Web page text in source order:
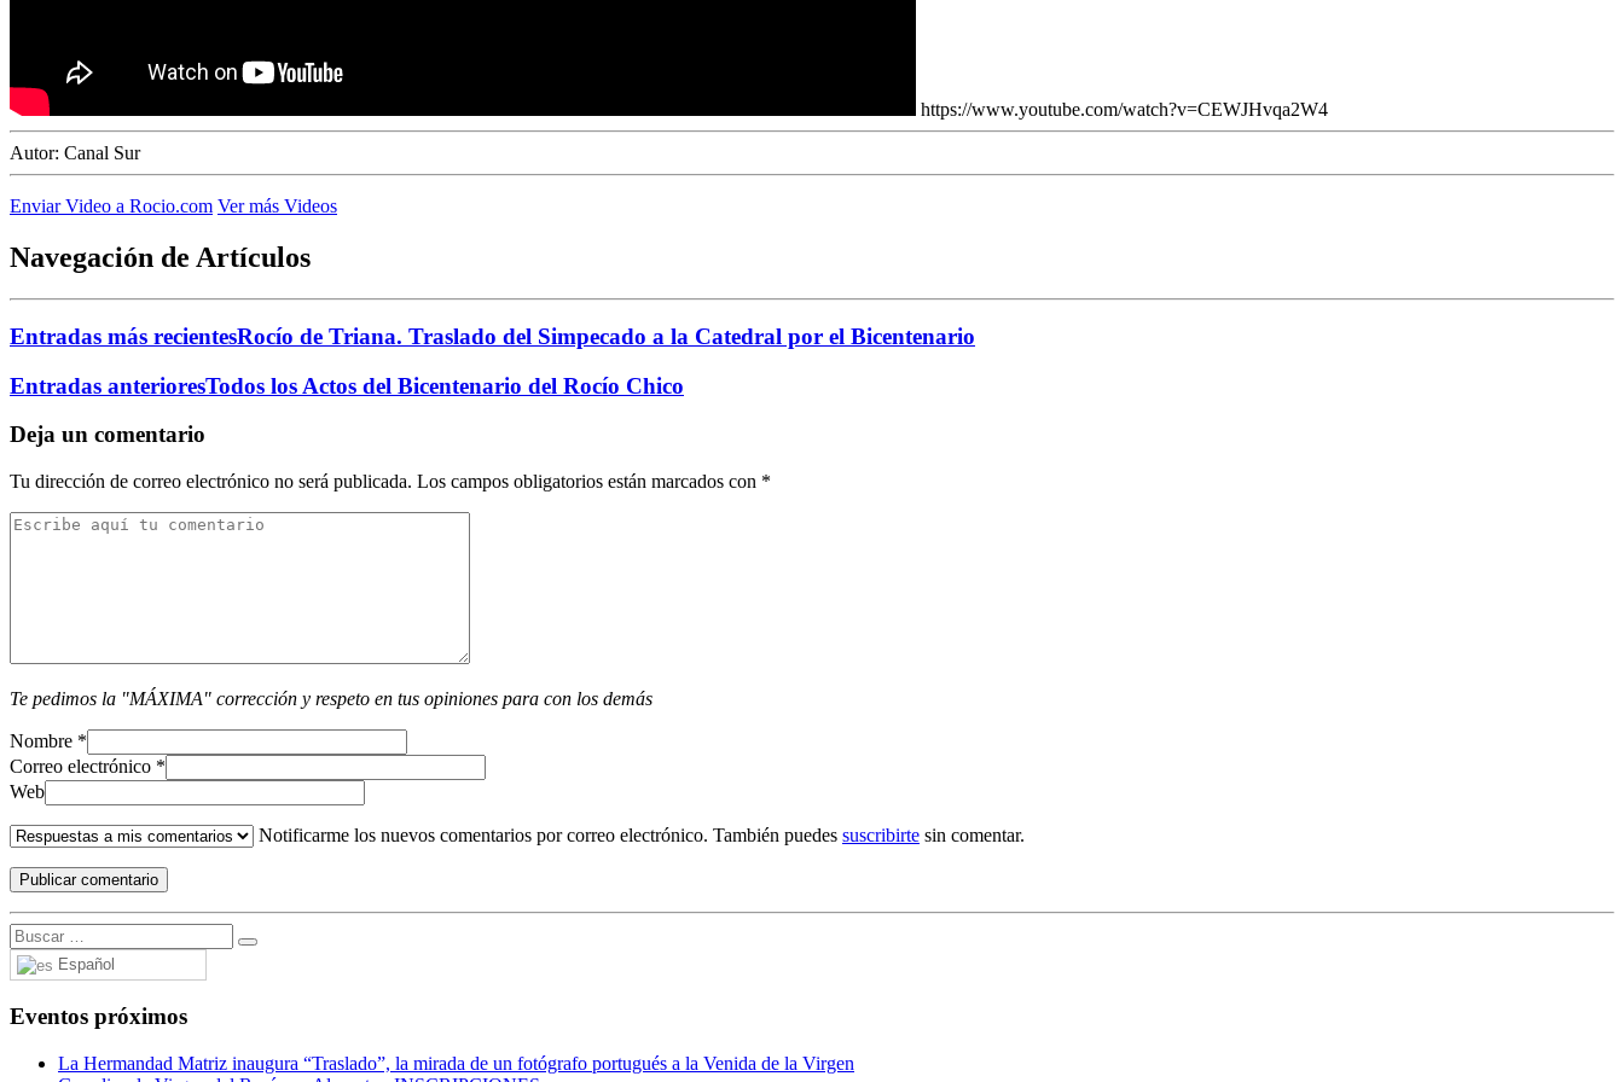
https://www.youtube.com/watch?v=CEWJHvqa2W4
Autor: Canal Sur
Enviar Video a Rocio.com Ver más Videos
Navegación de Artículos
Entradas más recientesRocío de Triana. Traslado del Simpecado a la Catedral por el Bicentenario
Entradas anterioresTodos los Actos del Bicentenario del Rocío Chico
Deja un comentario
Tu dirección de correo electrónico no será publicada. Los campos obligatorios están marcados con *
Te pedimos la "MÁXIMA" corrección y respeto en tus opiniones para con los demás
Nombre *
Correo electrónico *
Web
Notificarme los nuevos comentarios por correo electrónico. También puedes suscribirte sin comentar.
Español
Eventos próximos
La Hermandad Matriz inaugura “Traslado”, la mirada de un fotógrafo portugués a la Venida de la Virgen